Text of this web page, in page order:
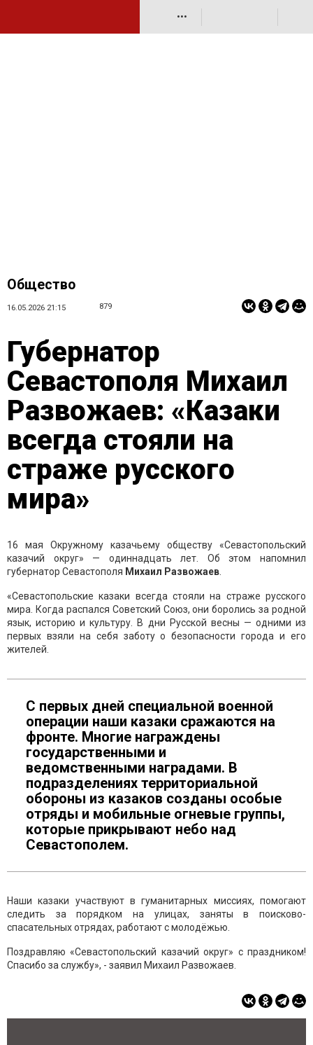
•••
Общество
16.05.2026 21:15 879
Губернатор
Севастополя Михаил
Развожаев: «Казаки
всегда стояли на
страже русского
мира»
16 мая Окружному казачьему обществу «Севастопольский
казачий округ» — одиннадцать лет. Об этом напомнил
губернатор Севастополя Михаил Развожаев
«Севастопольские казаки всегда стояли на страже русского
мира. Когда распался Советский Союз, они боролись за родной
язык, историю и культуру. В дни Русской весны — одними из
первых взяли на себя заботу о безопасности города и его
жителей.
С первых дней специальной военной
операции наши казаки сражаются на
фронте. Многие награждены
государственными и
ведомственными наградами. В
подразделениях территориальной
обороны из казаков созданы особые
отряды и мобильные огневые группы,
которые прикрывают небо над
Севастополем.
Наши казаки участвуют в гуманитарных миссиях, помогают
следить за порядком на улицах, заняты в поисково-
спасательных отрядах, работают с молодёжью.
Поздравляю «Севастопольский казачий округ» с праздником!
Спасибо за службу», - заявил Михаил Развожаев.